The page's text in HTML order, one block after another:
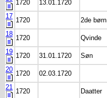
1720 13.01.1720
17
1720 2de børn
18
1720
Qvinde
19
1720 31.01.1720 Søn
20
1720 02.03.1720
21
1720 Daatter